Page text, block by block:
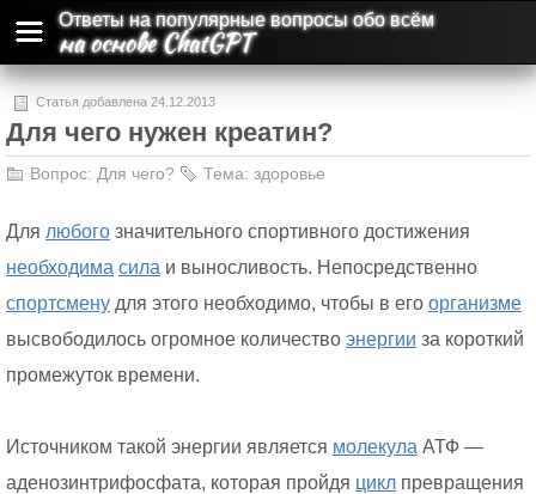
Ответы на популярные вопросы обо всём
на основе ChatGPT
Статья добавлена 24.12.2013
Для чего нужен креатин?
Вопрос: Для чего? Тема: здоровье
Для любого значительного спортивного достижения
необходима сила и выносливость. Непосредственно
спортсмену для этого необходимо, чтобы в его организме
высвободилось огромное количество энергии за короткий
промежуток времени.
Источником такой энергии является молекула АТФ —
аденозинтрифосфата, которая пройдя цикл превращения